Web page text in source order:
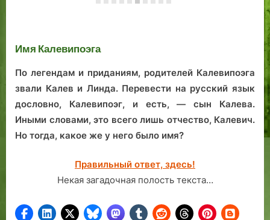
Имя Калевипоэга
По легендам и приданиям, родителей Калевипоэга
звали Калев и Линда. Перевести на русский язык
дословно, Калевипоэг, и есть, — сын Калева.
Иными словами, это всего лишь отчество, Калевич.
Но тогда, какое же у него было имя?
Правильный ответ, здесь!
Некая загадочная полость текста…